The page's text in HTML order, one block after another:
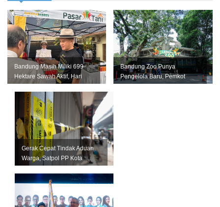
Bandung Masih Miliki 699
Hektare Sawah Aktif, Hari
Krida Pertanian Jadi
Momentum...
Bandung Zoo Punya
Pengelola Baru, Pemkot
Bandung Siapkan Perizinan
Gerak Cepat Tindak Aduan
Warga, Satpol PP Kota
Bandung Segel Empat Kios